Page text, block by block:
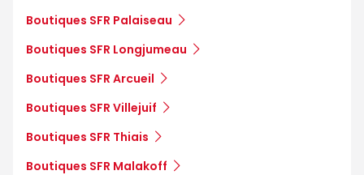
Boutiques SFR Palaiseau
Boutiques SFR Longjumeau
Boutiques SFR Arcueil
Boutiques SFR Villejuif
Boutiques SFR Thiais
Boutiques SFR Malakoff